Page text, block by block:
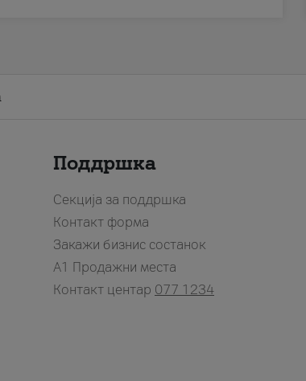
Поддршка
Секција за поддршка
Контакт форма
Закажи бизнис состанок
A1 Продажни места
Контакт центар 077 1234